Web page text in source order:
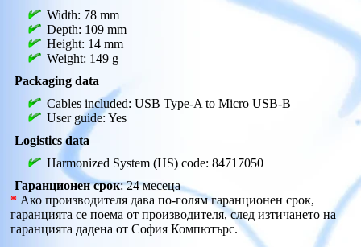
Width: 78 mm
Depth: 109 mm
Height: 14 mm
Weight: 149 g
Packaging data
Cables included: USB Type-A to Micro USB-B
User guide: Yes
Logistics data
Harmonized System (HS) code: 84717050
Гаранционен срок: 24 месеца
* Ако производителя дава по-голям гаранционен срок,
гаранцията се поема от производителя, след изтичането на
гаранцията дадена от София Компютърс.